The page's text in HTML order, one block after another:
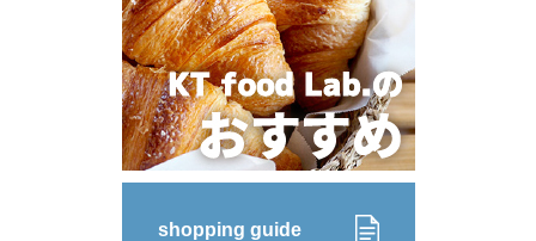
shopping guide